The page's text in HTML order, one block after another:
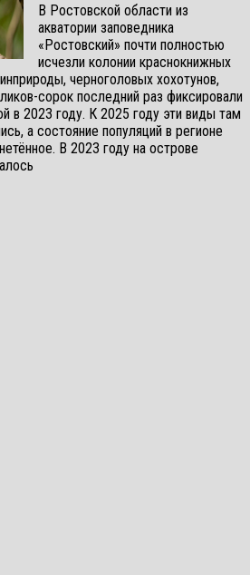
В Ростовской области из
акватории заповедника
«Ростовский» почти полностью
исчезли колонии краснокнижных
черноголовых хохотунов,
сорок последний раз фиксировали
в 2023 году. К 2025 году эти виды там
а состояние популяций в регионе
В 2023 году на острове